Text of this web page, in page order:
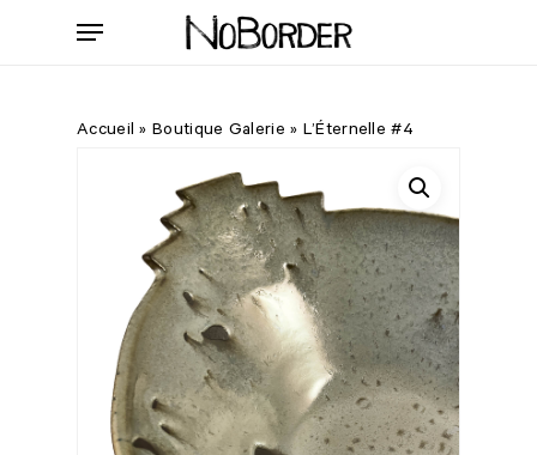
Menu
Accueil »Boutique Galerie » L’Éternelle #4